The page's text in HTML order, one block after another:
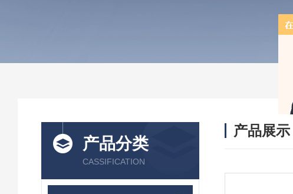
产品分类
CASSIFICATION
产品展示